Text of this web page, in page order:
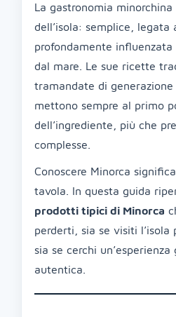
La gastronomia
dell’isola: semplice,
profondamente
dal mare. Le sue ricette
tramandate di
mettono sempre al primo
dell’ingrediente, più che
complesse.
Conoscere Minorca
tavola. In questa guida
prodotti tipici di Minorca
perderti, sia se visiti
sia se cerchi un’esperienza
autentica.